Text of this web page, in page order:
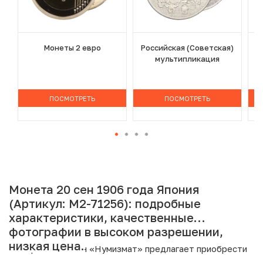
Монеты 2 евро
ПОСМОТРЕТЬ
Российская (Советская)
мультипликация
ПОСМОТРЕТЬ
Монета 20 сен 1906 года Япония
(Артикул: M2-71256): подробные
характеристики, качественные
фотографии в высоком разрешении,
низкая цена.
Интернет магазин «Нумизмат» предлагает приобрести